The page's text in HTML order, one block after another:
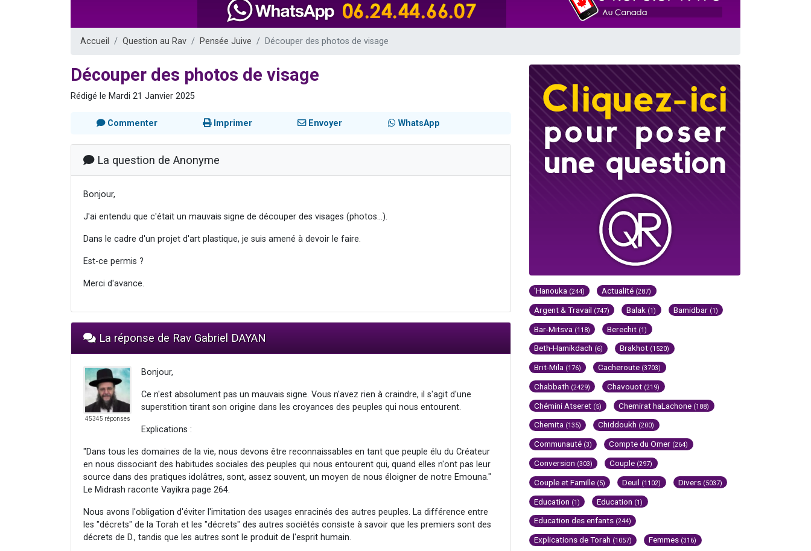
Eva vient de donner son Maasser
Accueil Question au Rav Pensée Juive Découper des photos de visage
Découper des photos de visage
Rédigé le Mardi 21 Janvier 2025
Commenter Imprimer Envoyer WhatsApp
La question de Anonyme
Bonjour,
J'ai entendu que c'était un mauvais signe de découper des visages (photos...).
Dans le cadre d'un projet d'art plastique, je suis amené à devoir le faire.
Est-ce permis ?
Merci d'avance.
La réponse de Rav Gabriel DAYAN
45345 réponses
Bonjour,
Ce n'est absolument pas un mauvais signe. Vous n'avez rien à craindre, il s'agit d'une
superstition tirant son origine dans les croyances des peuples qui nous entourent.
Explications :
"Dans tous les domaines de la vie, nous devons être reconnaissables en tant que peuple élu du Créateur
en nous dissociant des habitudes sociales des peuples qui nous entourent qui, quand elles n'ont pas leur
source dans des pratiques idolâtres, sont, assez souvent, un moyen de nous éloigner de notre Emouna."
Le Midrash raconte Vayikra page 264.
Nous avons l'obligation d'éviter l'imitation des usages enracinés des autres peuples. La différence entre
les "décrets" de la Torah et les "décrets" des autres sociétés consiste à savoir que les premiers sont des
décrets de D., tandis que les autres sont le produit de l'esprit humain.
'Hanouka (244) Actualité (287)
Argent & Travail (747) Balak (1) Bamidbar (1)
Bar-Mitsva (118) Berechit (1)
Beth-Hamikdach (6) Brakhot (1520)
Brit-Mila (176) Cacheroute (3703)
Chabbath (2429) Chavouot (219)
Chémini Atseret (5) Chemirat haLachone (188)
Chemita (135) Chiddoukh (200)
Communauté (3) Compte du Omer (264)
Conversion (303) Couple (297)
Couple et Famille (5) Deuil (1102) Divers (5037)
Education (1) Education (1)
Education des enfants (244)
Explications de Torah (1057) Femmes (316)